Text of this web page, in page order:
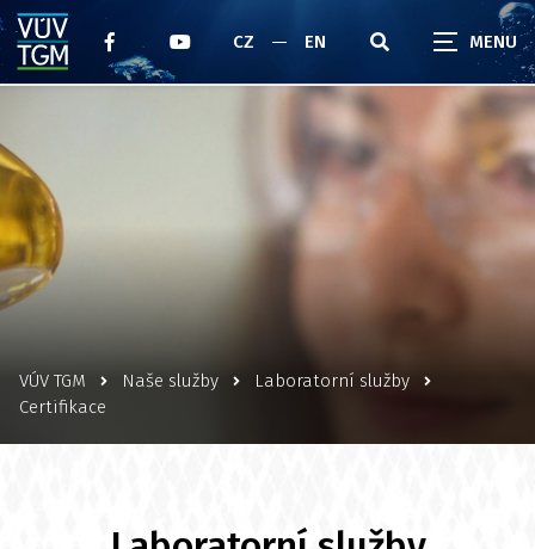
CZ EN
VÚV TGM Naše služby
Laboratorní služby
Certifikace